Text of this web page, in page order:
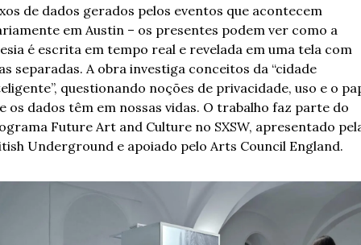
de dados gerados pelos eventos que acontecem
em Austin – os presentes podem ver como a
é escrita em tempo real e revelada em uma tela com
separadas. A obra investiga conceitos da “cidade
questionando noções de privacidade, uso e o
os dados têm em nossas vidas. O trabalho faz parte do
Future Art and Culture no SXSW, apresentado
Underground e apoiado pelo Arts Council England.